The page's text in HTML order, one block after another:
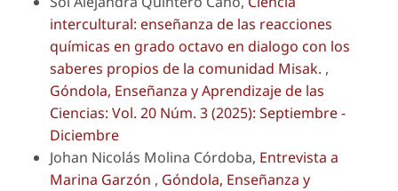
intercultural: enseñanza de las reacciones
químicas en grado octavo en dialogo con los
saberes propios de la comunidad Misak. ,
Góndola, Enseñanza y Aprendizaje de las
Ciencias: Vol. 20 Núm. 3 (2025): Septiembre -
Diciembre
Johan Nicolás Molina Córdoba, Entrevista a
Marina Garzón , Góndola, Enseñanza y